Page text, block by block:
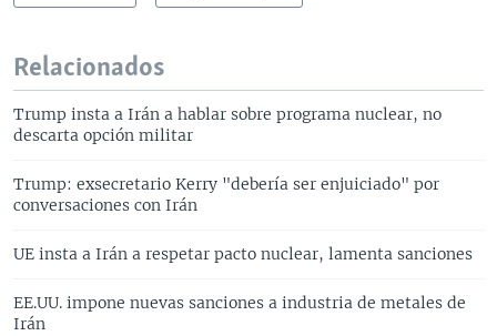
Relacionados
Trump insta a Irán a hablar sobre programa nuclear, no
descarta opción militar
Trump: exsecretario Kerry "debería ser enjuiciado" por
conversaciones con Irán
UE insta a Irán a respetar pacto nuclear, lamenta sanciones
EE.UU. impone nuevas sanciones a industria de metales de
Irán